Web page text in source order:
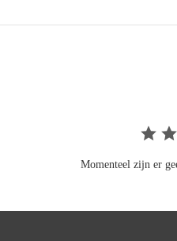
Momenteel zijn er